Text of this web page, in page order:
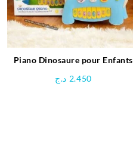
Piano Dinosaure pour Enfants
2.450 د.ج